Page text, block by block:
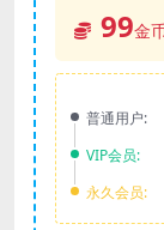
99金
普通用户:
VIP会员:
永久会员: